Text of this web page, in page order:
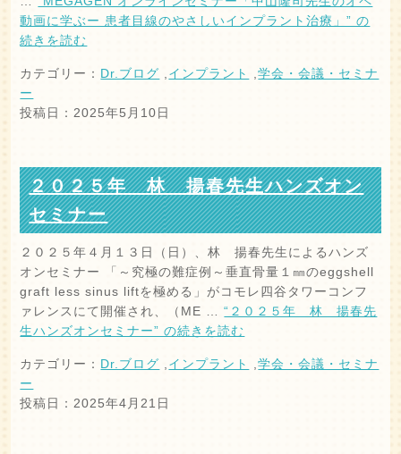
動画に学ぶー 患者目線のやさしいインプラント治療」” の
続きを読む
カテゴリー： Dr.ブログ ,インプラント ,学会・会議・セミナ
ー
投稿日：2025年5月10日
２０２５年 林 揚春先生ハンズオン
セミナー
２０２５年４月１３日（日）、林 揚春先生によるハンズ
オンセミナー 「～究極の難症例～垂直骨量１㎜のeggshell
graft less sinus liftを極める」がコモレ四谷タワーコンフ
ァレンスにて開催され、（ME …“２０２５年 林 揚春先
生ハンズオンセミナー” の続きを読む
カテゴリー： Dr.ブログ ,インプラント ,学会・会議・セミナ
ー
投稿日：2025年4月21日